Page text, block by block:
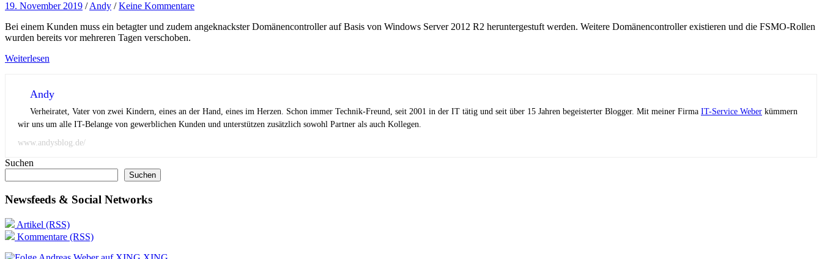
19. November 2019 /Andy /Keine Kommentare
Bei einem Kunden muss ein betagter und zudem angeknackster Domänencontroller auf Basis von Windows Server 2012 R2 heruntergestuft werden. Weitere Domänencontroller existieren und die FSMO-Rollen
wurden bereits vor mehreren Tagen verschoben.
Weiterlesen
Andy
Verheiratet, Vater von zwei Kindern, eines an der Hand, eines im Herzen. Schon immer Technik-Freund, seit 2001 in der IT tätig und seit über 15 Jahren begeisterter Blogger. Mit meiner Firma IT-Service Weber kümmern
wir uns um alle IT-Belange von gewerblichen Kunden und unterstützen zusätzlich sowohl Partner als auch Kollegen.
www.andysblog.de/
Suchen
Suchen
Newsfeeds & Social Networks
Artikel (RSS)
Kommentare (RSS)